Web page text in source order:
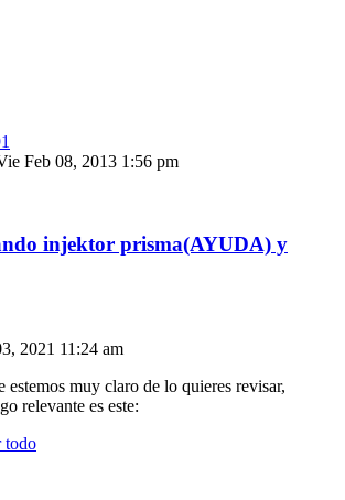
Feb 08, 2013 1:56 pm
injektor prisma(AYUDA) y
2021 11:24 am
estemos muy claro de lo quieres revisar,
relevante es este:
todo